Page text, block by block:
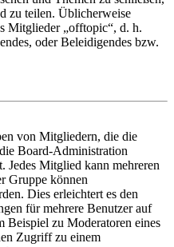
zu teilen. Üblicherweise
Mitglieder „offtopic“, d. h.
oder Beleidigendes bzw.
von Mitgliedern, die die
Board-Administration
Jedes Mitglied kann mehreren
Gruppe können
Dies erleichtert es den
für mehrere Benutzer auf
Beispiel zu Moderatoren eines
Zugriff zu einem